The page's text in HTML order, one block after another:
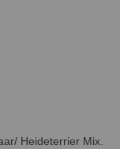
Heideterrier Mix.